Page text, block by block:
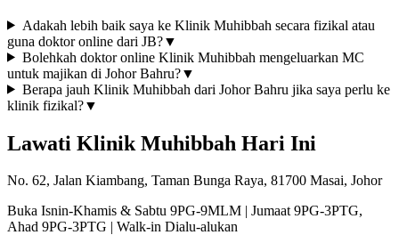
Adakah lebih baik saya ke Klinik Muhibbah secara fizikal atau
guna doktor online dari JB?▼
Bolehkah doktor online Klinik Muhibbah mengeluarkan MC
untuk majikan di Johor Bahru?▼
Berapa jauh Klinik Muhibbah dari Johor Bahru jika saya perlu ke
klinik fizikal?▼
Lawati Klinik Muhibbah Hari Ini
No. 62, Jalan Kiambang, Taman Bunga Raya, 81700 Masai, Johor
Buka Isnin-Khamis & Sabtu 9PG-9MLM | Jumaat 9PG-3PTG,
Ahad 9PG-3PTG | Walk-in Dialu-alukan